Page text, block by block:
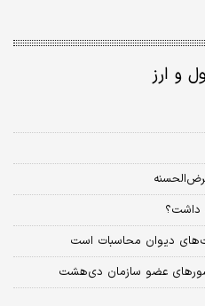
و ارز
داشت؟
دیوان محاسبات است
عضو سازمان دی‌هشت